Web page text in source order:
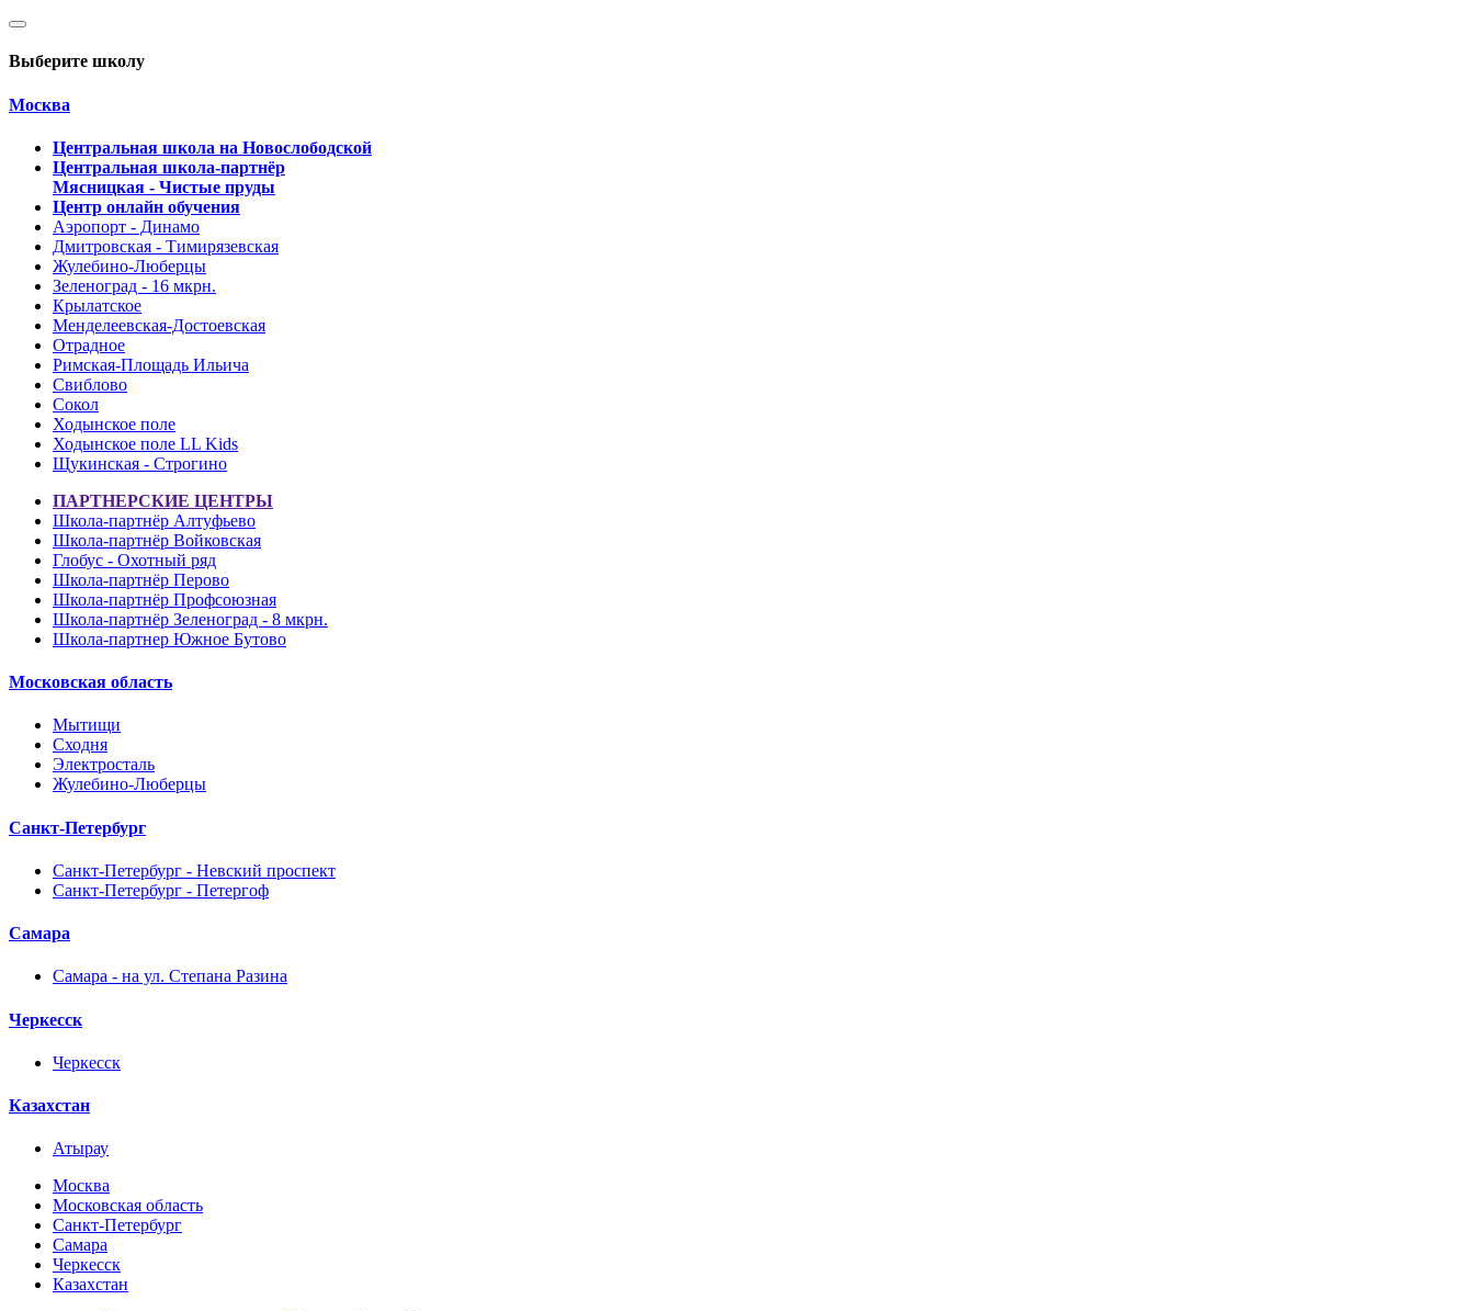
Выберите школу
Москва
Центральная школа на Новослободской
Центральная школа-партнёр
Мясницкая - Чистые пруды
Центр онлайн обучения
Аэропорт - Динамо
Дмитровская - Тимирязевская
Жулебино-Люберцы
Зеленоград - 16 мкрн.
Крылатское
Менделеевская-Достоевская
Отрадное
Римская-Площадь Ильича
Свиблово
Сокол
Ходынское поле
Ходынское поле LL Kids
Щукинская - Строгино
ПАРТНЕРСКИЕ ЦЕНТРЫ
Школа-партнёр Алтуфьево
Школа-партнёр Войковская
Глобус - Охотный ряд
Школа-партнёр Перово
Школа-партнёр Профсоюзная
Школа-партнёр Зеленоград - 8 мкрн.
Школа-партнер Южное Бутово
Московская область
Мытищи
Сходня
Электросталь
Жулебино-Люберцы
Санкт-Петербург
Санкт-Петербург - Невский проспект
Санкт-Петербург - Петергоф
Самара
Самара - на ул. Степана Разина
Черкесск
Черкесск
Казахстан
Атырау
Москва
Московская область
Санкт-Петербург
Самара
Черкесск
Казахстан